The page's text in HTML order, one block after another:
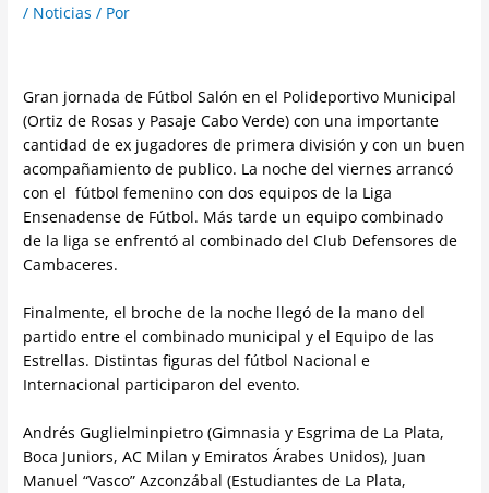
/ Noticias / Por
Gran jornada de Fútbol Salón en el Polideportivo Municipal
(Ortiz de Rosas y Pasaje Cabo Verde) con una importante
cantidad de ex jugadores de primera división y con un buen
acompañamiento de publico. La noche del viernes arrancó
con el fútbol femenino con dos equipos de la Liga
Ensenadense de Fútbol. Más tarde un equipo combinado
de la liga se enfrentó al combinado del Club Defensores de
Cambaceres.
Finalmente, el broche de la noche llegó de la mano del
partido entre el combinado municipal y el Equipo de las
Estrellas. Distintas figuras del fútbol Nacional e
Internacional participaron del evento.
Andrés Guglielminpietro (Gimnasia y Esgrima de La Plata,
Boca Juniors, AC Milan y Emiratos Árabes Unidos), Juan
Manuel “Vasco” Azconzábal (Estudiantes de La Plata,